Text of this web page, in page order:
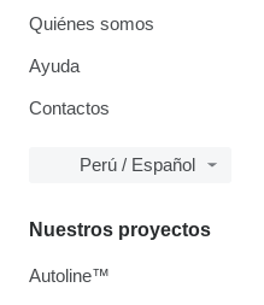
Quiénes somos
Ayuda
Contactos
Perú / Español
Nuestros proyectos
Autoline™